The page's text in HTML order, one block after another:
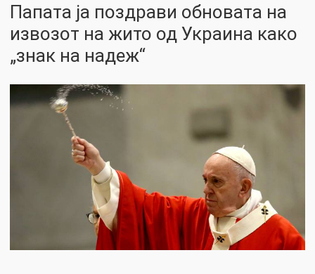
Папата ја поздрави обновата на
извозот на жито од Украина како
„знак на надеж“